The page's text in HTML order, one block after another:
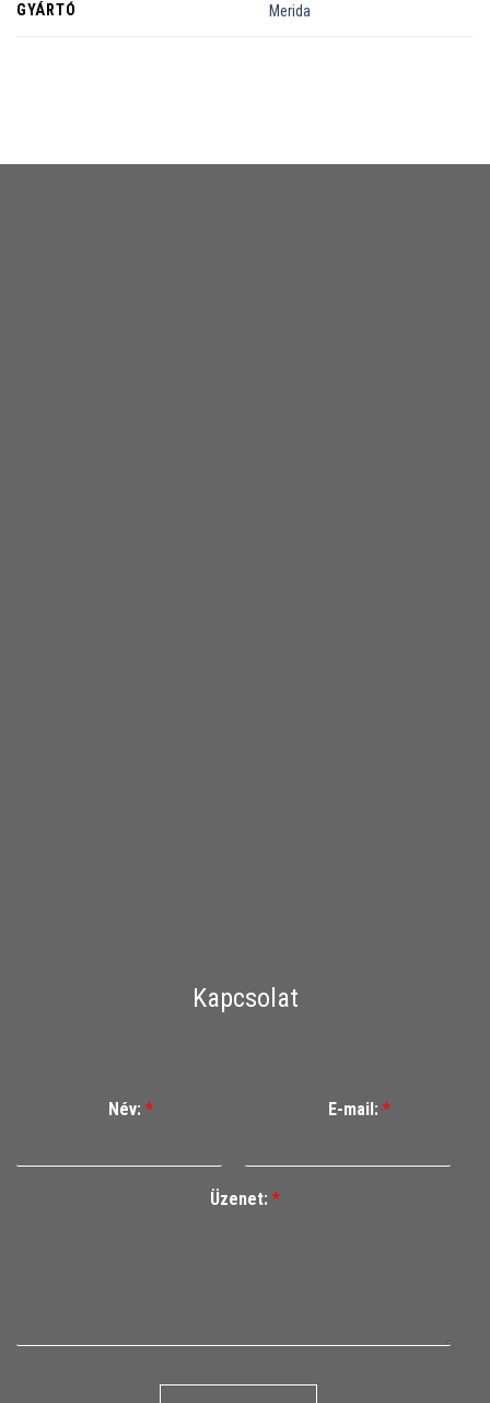
GYÁRTÓ Merida
Kapcsolat
Név: * E-mail: *
Üzenet: *